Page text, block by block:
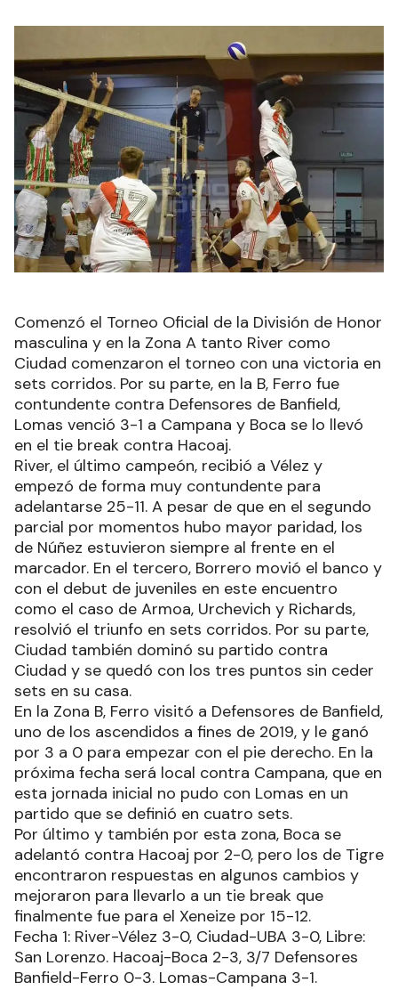
Comenzó el Torneo Oficial de la División de Honor
masculina y en la Zona A tanto River como
Ciudad comenzaron el torneo con una victoria en
sets corridos. Por su parte, en la B, Ferro fue
contundente contra Defensores de Banfield,
Lomas venció 3-1 a Campana y Boca se lo llevó
en el tie break contra Hacoaj.
River, el último campeón, recibió a Vélez y
empezó de forma muy contundente para
adelantarse 25-11. A pesar de que en el segundo
parcial por momentos hubo mayor paridad, los
de Núñez estuvieron siempre al frente en el
marcador. En el tercero, Borrero movió el banco y
con el debut de juveniles en este encuentro
como el caso de Armoa, Urchevich y Richards,
resolvió el triunfo en sets corridos. Por su parte,
Ciudad también dominó su partido contra
Ciudad y se quedó con los tres puntos sin ceder
sets en su casa.
En la Zona B, Ferro visitó a Defensores de Banfield,
uno de los ascendidos a fines de 2019, y le ganó
por 3 a 0 para empezar con el pie derecho. En la
próxima fecha será local contra Campana, que en
esta jornada inicial no pudo con Lomas en un
partido que se definió en cuatro sets.
Por último y también por esta zona, Boca se
adelantó contra Hacoaj por 2-0, pero los de Tigre
encontraron respuestas en algunos cambios y
mejoraron para llevarlo a un tie break que
finalmente fue para el Xeneize por 15-12.
Fecha 1: River-Vélez 3-0, Ciudad-UBA 3-0, Libre:
San Lorenzo. Hacoaj-Boca 2-3, 3/7 Defensores
Banfield-Ferro 0-3. Lomas-Campana 3-1.